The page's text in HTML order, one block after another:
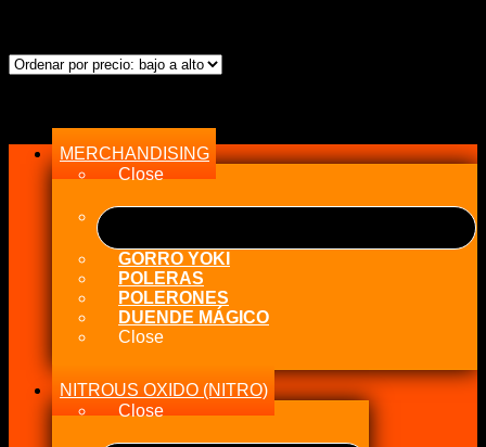
precio:
MERCHANDISING
Close
GORRO YOKI
POLERAS
POLERONES
DUENDE MÁGICO
Close
NITROUS OXIDO (NITRO)
Close